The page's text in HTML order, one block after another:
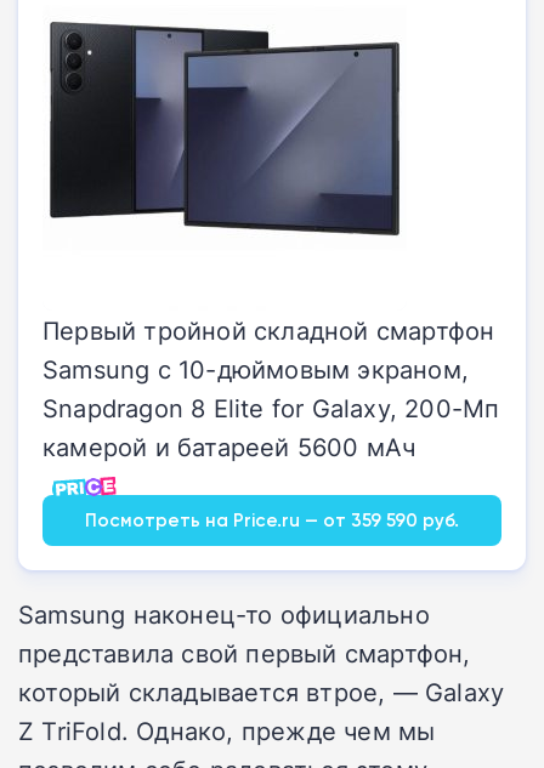
Первый тройной складной смартфон
Samsung с 10-дюймовым экраном,
Snapdragon 8 Elite for Galaxy, 200-Мп
камерой и батареей 5600 мАч
Посмотреть на Price.ru — от 359 590 руб.
Samsung наконец-то официально
представила свой первый смартфон,
который складывается втрое, — Galaxy
Z TriFold. Однако, прежде чем мы